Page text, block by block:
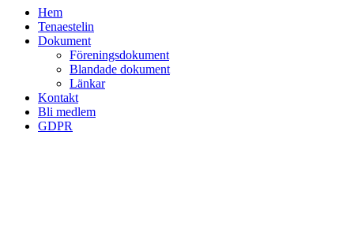
Hem
Tenaestelin
Dokument
Föreningsdokument
Blandade dokument
Länkar
Kontakt
Bli medlem
GDPR